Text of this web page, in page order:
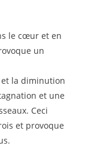
le cœur et en
un
la diminution
et une
Ceci
et provoque